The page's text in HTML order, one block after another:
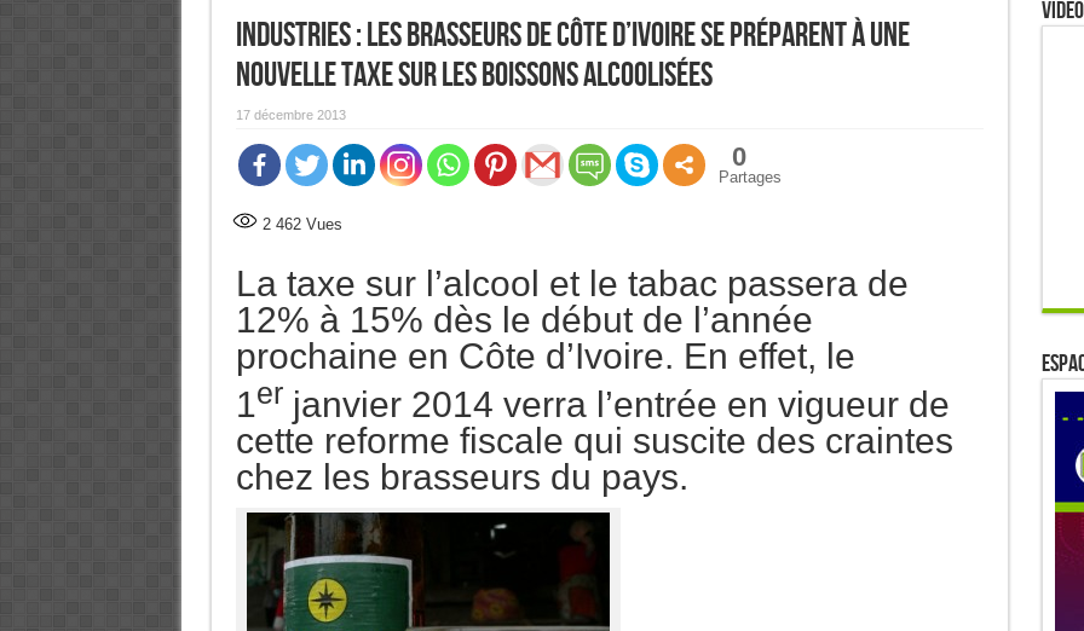
Industries : Les brasseurs de Côte d’Ivoire se préparent à une
nouvelle taxe sur les boissons alcoolisées
17 décembre 2013
0
Partages
2 462Vues
La taxe sur l’alcool et le tabac passera de
12% à 15% dès le début de l’année
prochaine en Côte d’Ivoire. En effet, le
1er janvier 2014 verra l’entrée en vigueur de
cette reforme fiscale qui suscite des craintes
chez les brasseurs du pays.